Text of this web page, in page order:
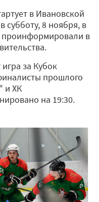
в Ивановской
субботу, 8 ноября, в
проинформировали в
за Кубок
прошлого
и ХК
на 19:30.